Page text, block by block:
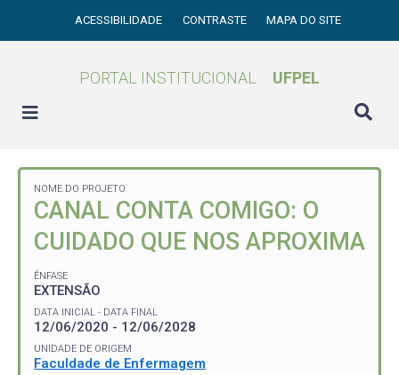
ACESSIBILIDADE CONTRASTE MAPA DO SITE
PORTAL INSTITUCIONAL UFPEL
NOME DO PROJETO
CANAL CONTA COMIGO: O
CUIDADO QUE NOS APROXIMA
ÊNFASE
EXTENSÃO
DATA INICIAL - DATA FINAL
12/06/2020 - 12/06/2028
UNIDADE DE ORIGEM
Faculdade de Enfermagem